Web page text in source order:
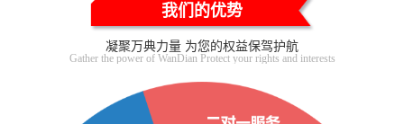
我们的优势
凝聚万典力量 为您的权益保驾护航
Gather the power of WanDian Protect your rights and interests